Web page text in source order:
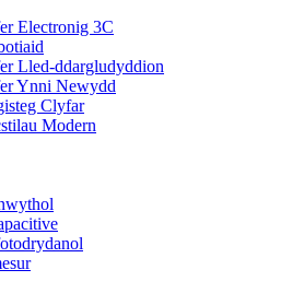
Electronig 3C
Lled-ddargludyddion
Ynni Newydd
Clyfar
Modern